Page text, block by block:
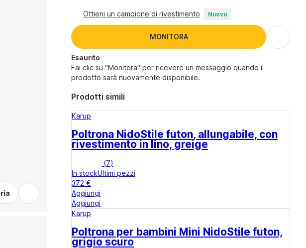
Ottieni un campione di rivestimento Nuovo
MONITORA
Esaurito
Fai clic su "Monitora" per ricevere un messaggio quando il
prodotto sarà nuovamente disponibile.
Prodotti simili
Karup
Poltrona NidoStile futon, allungabile, con
rivestimento in lino, greige
(7)
In stockUltimi pezzi
372 €
Aggiungi
Aggiungi
Karup
Poltrona per bambini Mini NidoStile futon,
grigio scuro